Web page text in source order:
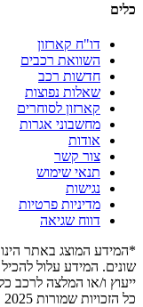
כלים
דו"ח קארזון
השוואת רכבים
חדשות רכב
שאלות נפוצות
קארזון לסוחרים
מחשבוני אגרות
אודות
צור קשר
תנאי שימוש
נגישות
מדיניות פרטיות
דווח שגיאה
*המידע המוצג באתר
שונים. המידע עלול
ייעוץ ו/או המלצה לרכב
כל הזכויות שמורות 2025